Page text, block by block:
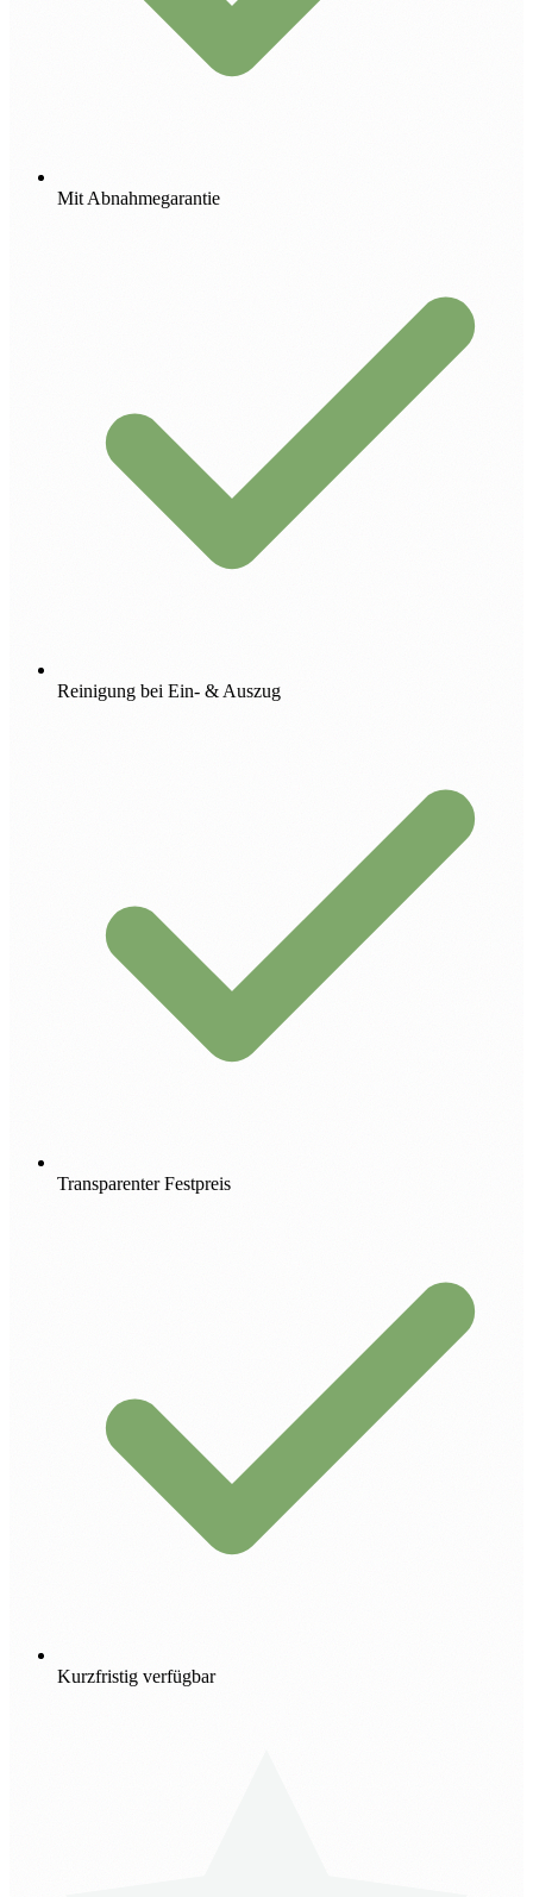
Mit Abnahmegarantie
Reinigung bei Ein- & Auszug
Transparenter Festpreis
Kurzfristig verfügbar